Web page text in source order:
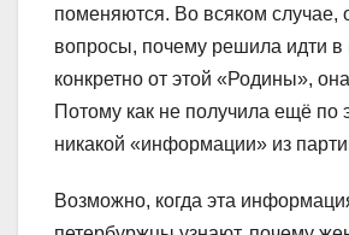
поменяются. Во всяком случае,
вопросы, почему решила идти в
конкретно от этой «Родины»,
Потому как не получила ещё по
никакой «информации» из
Возможно, когда эта